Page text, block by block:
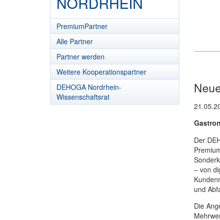
PremiumPartner
Alle Partner
Partner werden
Weitere Kooperationspartner
DEHOGA Nordrhein-
Wissenschaftsrat
Der
– von
und
Die